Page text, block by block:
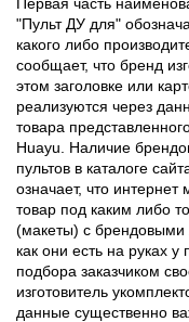
"Пульт ДУ для"
какого либо
сообщает, что бренд
этом заголовке или
реализуются через
товара
Huayu. Наличие
пультов в каталоге
означает, что
товар под каким либо
(макеты) с
как они есть на руках
подбора заказчиком
изготовитель
данные существенно